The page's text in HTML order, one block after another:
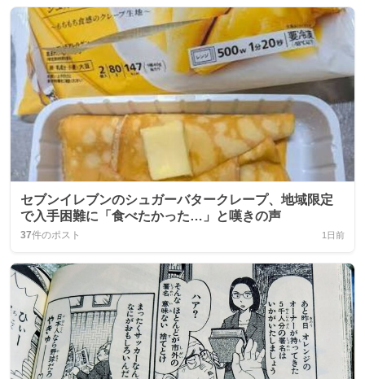
セブンイレブンのシュガーバタークレープ、地域限定
で入手困難に「食べたかった…」と嘆きの声
37件のポスト 1日前